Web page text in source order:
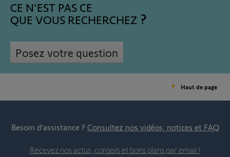
CE N'EST PAS CE
QUE VOUS RECHERCHEZ
Posez votre question
Haut de page
Besoin d’assistance ? Consultez nos vidéos, notices et FAQ
Recevez nos actus, conseils et bons plans par email !